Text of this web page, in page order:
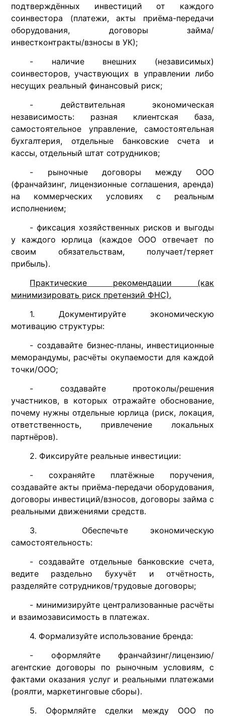
подтверждённых инвестиций от каждого
соинвестора (платежи, акты приёма-передачи
оборудования, договоры займа/
инвестконтракты/взносы в УК);
- наличие внешних (независимых)
соинвесторов, участвующих в управлении либо
несущих реальный финансовый риск;
- действительная экономическая
независимость: разная клиентская база,
самостоятельное управление, самостоятельная
бухгалтерия, отдельные банковские счета и
кассы, отдельный штат сотрудников;
- рыночные договоры между ООО
(франчайзинг, лицензионные соглашения, аренда)
на коммерческих условиях с реальным
исполнением;
- фиксация хозяйственных рисков и выгоды
у каждого юрлица (каждое ООО отвечает по
своим обязательствам, получает/теряет
прибыль).
Практические рекомендации (как
минимизировать риск претензий ФНС).
1. Документируйте экономическую
мотивацию структуры:
- создавайте бизнес‑планы, инвестиционные
меморандумы, расчёты окупаемости для каждой
точки/ООО;
- создавайте протоколы/решения
участников, в которых отражайте обоснование,
почему нужны отдельные юрлица (риск, локация,
ответственность, привлечение локальных
партнёров).
2. Фиксируйте реальные инвестиции:
- сохраняйте платёжные поручения,
создавайте акты приёма-передачи оборудования,
договоры инвестиций/взносов, договоры займа с
реальными движениями средств.
3. Обеспечьте экономическую
самостоятельность:
- создавайте отдельные банковские счета,
ведите раздельно бухучёт и отчётность,
разделяйте сотрудников/трудовые договоры;
- минимизируйте централизованные расчёты
и взаимозависимость в платежах.
4. Формализуйте использование бренда:
- оформляйте франчайзинг/лицензию/
агентские договоры по рыночным условиям, с
фактами оказания услуг и реальными платежами
(роялти, маркетинговые сборы).
5. Оформляйте сделки между ООО по